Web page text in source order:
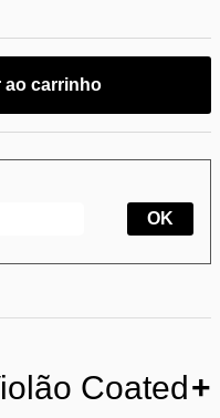
ao carrinho
OK
Coated+